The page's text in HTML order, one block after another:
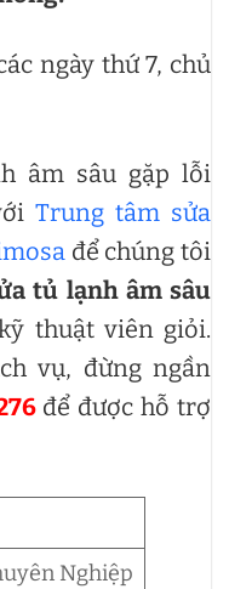
ngày thứ 7, chủ
âm sâu gặp lỗi
Trung tâm sửa
để chúng tôi
tủ lạnh âm sâu
thuật viên giỏi.
vụ, đừng ngần
để được hỗ trợ
Nghiệp